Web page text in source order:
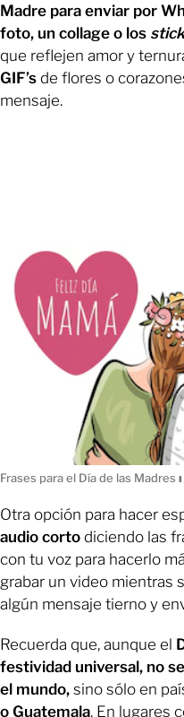
Madre para enviar por
foto, un collage o los
que reflejen amor y
GIF’s de flores o
mensaje.
Frases para el Día de las Madres ı
Otra opción para hacer
audio corto diciendo las
con tu voz para hacerlo
grabar un video mientras
algún mensaje tierno y
Recuerda que, aunque el
festividad universal, no
el mundo, sino sólo en
o Guatemala. En lugares